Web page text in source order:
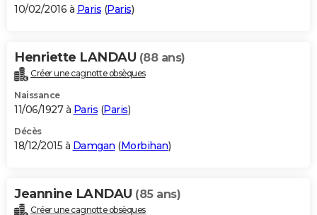
10/02/2016 à Paris (Paris)
Henriette LANDAU (88 ans)
Créer une cagnotte obsèques
Naissance
11/06/1927 à Paris (Paris)
Décès
18/12/2015 à Damgan (Morbihan)
Jeannine LANDAU (85 ans)
Créer une cagnotte obsèques